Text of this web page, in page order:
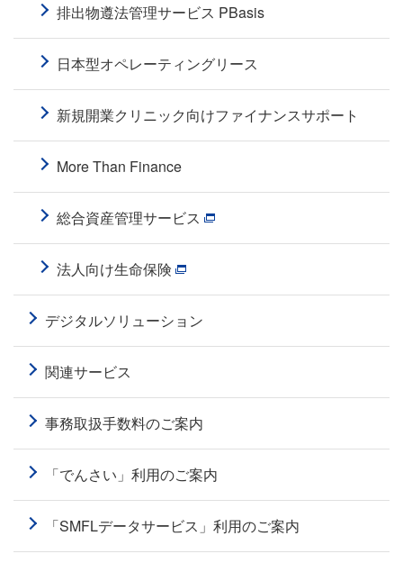
排出物遵法管理サービス PBasis
日本型オペレーティングリース
新規開業クリニック向けファイナンスサポート
More Than Finance
総合資産管理サービス
法人向け生命保険
デジタルソリューション
関連サービス
事務取扱手数料のご案内
「でんさい」利用のご案内
「SMFLデータサービス」利⽤のご案内